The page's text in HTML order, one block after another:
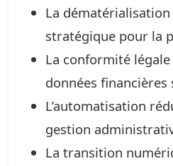
La
stratégique pour la
La conformité
données financières
L’automatisation
gestion
La transition